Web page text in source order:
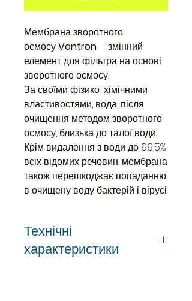
Мембрана зворотного
осмосуVontron - змінний
елемент для фільтра на основі
зворотного осмосу.
За своїми фізико-хімічними
властивостями, вода, після
очищення методом зворотного
осмосу, близька до талої води.
Крім видалення з води до 99,5%
всіх відомих речовин, мембрана
також перешкоджає попаданню
в очищену воду бактерій і вірусі
Технічні
характеристики